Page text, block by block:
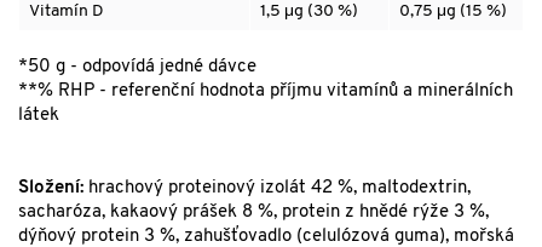
Vitamín D 1,5 μg (30 %) 0,75 μg (15 %)
*50 g - odpovídá jedné dávce
**% RHP - referenční hodnota příjmu vitamínů a minerálních
látek
Složení: hrachový proteinový izolát 42 %, maltodextrin,
sacharóza, kakaový prášek 8 %, protein z hnědé rýže 3 %,
dýňový protein 3 %, zahušťovadlo (celulózová guma), mořská